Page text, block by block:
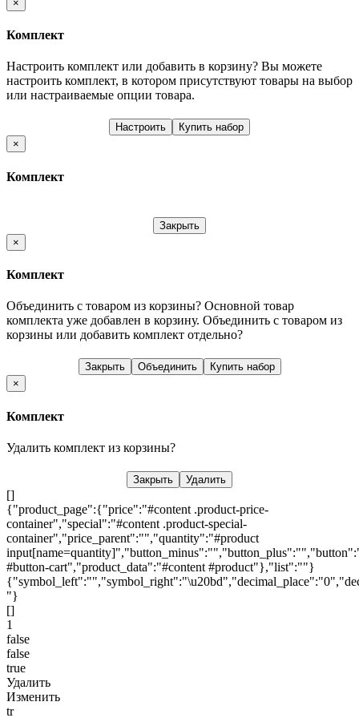
×
Комплект
Настроить комплект или добавить в корзину? Вы можете
настроить комплект, в котором присутствуют товары на выбор
или настраиваемые опции товара.
Настроить
Купить набор
×
Комплект
Закрыть
×
Комплект
Объединить с товаром из корзины? Основной товар
комплекта уже добавлен в корзину. Объединить с товаром из
корзины или добавить комплект отдельно?
Закрыть Объединить
Купить набор
×
Комплект
Удалить комплект из корзины?
Закрыть Удалить
[]
{"product_page":{"price":"#content .product-price-
container","special":"#content .product-special-
container","price_parent":"","quantity":"#product
#button-cart","product_data":"#content #product"},"list":""}
"}
[]
1
false
false
true
Удалить
Изменить
tr